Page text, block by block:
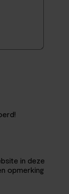
in deze
opmerking